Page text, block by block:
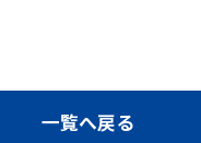
一覧へ戻る